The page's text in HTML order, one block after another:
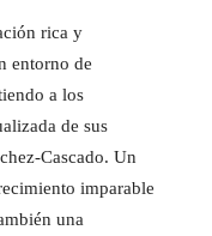
rica y
entorno de
a los
de sus
Cascado. Un
imparable
una